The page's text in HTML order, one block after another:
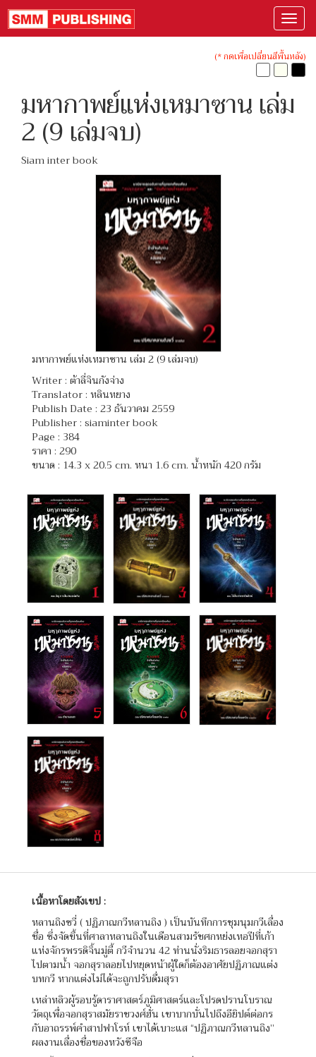
(* กดเพื่อเปลี่ยนสีพื้นหลัง)
มหากาพย์แห่งเหมาซาน เล่ม
2 (9 เล่มจบ)
Siam inter book
มหากาพย์แห่งเหมาซาน เล่ม 2 (9 เล่มจบ)
Writer : ต้าลี่จินกังจ่าง
Translator : หลินหยาง
Publish Date : 23 ธันวาคม 2559
Publisher : siaminter book
Page : 384
ราคา : 290
ขนาด : 14.3 x 20.5 cm. หนา 1.6 cm. น้ำหนัก 420 กรัม
เนื้อหาโดยสังเขป :
หลานถิงซวี่ ( ปฏิภาณกวีหลานถิง ) เป็นบันทึกการชุมนุมกวีเลื่อง
ชื่อ ซึ่งจัดขึ้นที่ศาลาหลานถิงในเดือนสามรัชศกหย่งเหอปีที่เก้า
แห่งจักรพรรดิจิ้นมู่ตี้ กวีจำนวน 42 ท่านนั่งริมธารลอยจอกสุรา
ไปตามน้ำ จอกสุราลอยไปหยุดหน้าผู้ใดก็ต้องอาศัยปฏิภาณแต่ง
บทกวี หากแต่งไม่ได้จะถูกปรับดื่มสุรา
เหล่าหลิวผู้รอบรู้ดาราศาสตร์ภูมิศาสตร์และโปรดปรานโบราณ
วัตถุเพื่อจอกสุราสมัยราชวงศ์ฮั่น เขาบากบั่นไปถึงอียิปต์ต่อกร
กับอาถรรพ์คำสาปฟาโรห์ เขาได้เบาะแส “ปฏิภาณกวีหลานถิง”
ผลงานเลื่องชื่อของหวังซีจือ